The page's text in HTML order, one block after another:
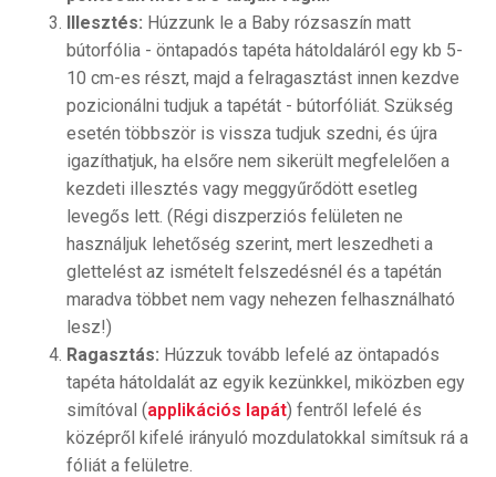
Illesztés: Húzzunk le a Baby rózsaszín matt
bútorfólia - öntapadós tapéta hátoldaláról egy kb 5-
10 cm-es részt, majd a felragasztást innen kezdve
pozicionálni tudjuk a tapétát - bútorfóliát. Szükség
esetén többször is vissza tudjuk szedni, és újra
igazíthatjuk, ha elsőre nem sikerült megfelelően a
kezdeti illesztés vagy meggyűrődött esetleg
levegős lett. (Régi diszperziós felületen ne
használjuk lehetőség szerint, mert leszedheti a
glettelést az ismételt felszedésnél és a tapétán
maradva többet nem vagy nehezen felhasználható
lesz!)
Ragasztás: Húzzuk tovább lefelé az öntapadós
tapéta hátoldalát az egyik kezünkkel, miközben egy
simítóval (applikációs lapát) fentről lefelé és
középről kifelé irányuló mozdulatokkal simítsuk rá a
fóliát a felületre.